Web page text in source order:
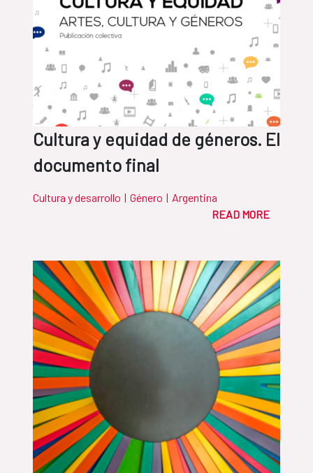
Cultura y equidad de géneros. El
documento final
Cultura y desarrollo | Género | Argentina
READ MORE